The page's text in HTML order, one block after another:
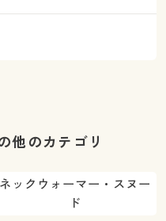
他のカテゴリ
ネックウォーマー・スヌー
ド